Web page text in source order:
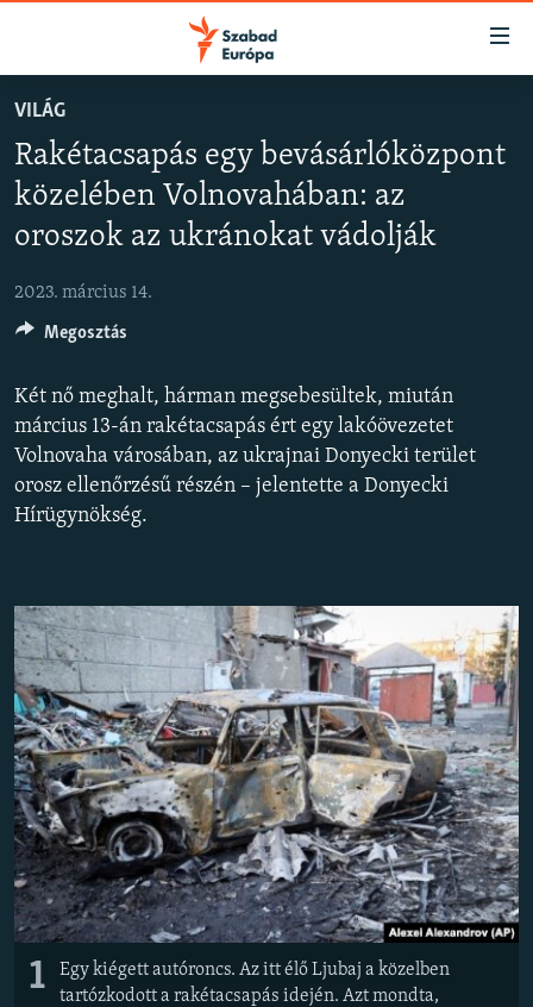
Akadálymentes
Ugrás
oldalra
Ugrás
AKTUÁLIS
PODCASTOK
ELEMZŐ
NER15
SZABADON
TÁRSADALOM
DEMOKRÁCIA
A PÉNZ NYOMÁBAN
KLÍMAVÁLTOZÁS
A MÚLT TANULSÁGAI
KÖVESSEN MINKET!
Valamennyi RFE/RL weboldal
VILÁG
Rakétacsapás egy bevásárlóközpont
közelében Volnovahában: az
oroszok az ukránokat vádolják
2023. március 14.
Két nő meghalt, hárman megsebesültek, miután
március 13-án rakétacsapás ért egy lakóövezetet
Volnovaha városában, az ukrajnai Donyecki terület
orosz ellenőrzésű részén – jelentette a Donyecki
Hírügynökség.
1
Egy kiégett autóroncs. Az itt élő Ljubaj a közelben
tartózkodott a rakétacsapás idején. Azt mondta,
Megosztás
FELIRATKOZÁS